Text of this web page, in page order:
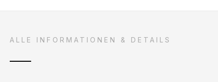
ALLE INFORMATIONEN & DETAILS